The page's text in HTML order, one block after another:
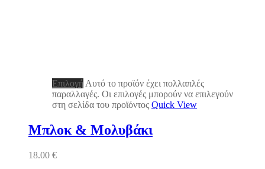
Επιλογή Αυτό το προϊόν έχει πολλαπλές
παραλλαγές. Οι επιλογές μπορούν να επιλεγούν
στη σελίδα του προϊόντος Quick View
Μπλοκ & Μολυβάκι
18.00 €